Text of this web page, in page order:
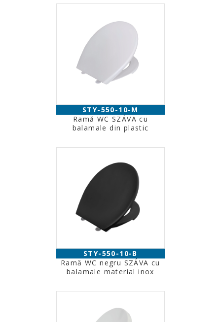
STY-550-10-M
Ramă WC SZÁVA cu
balamale din plastic
STY-550-10-B
Ramă WC negru SZÁVA cu
balamale material inox